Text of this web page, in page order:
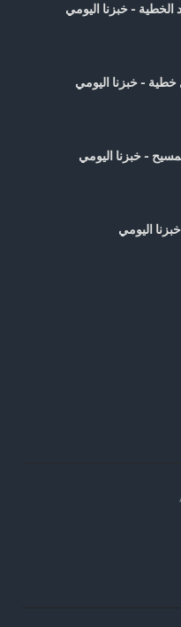
الخطية - خبزنا اليومي
خطية - خبزنا اليومي
- خبزنا اليومي
اليومي